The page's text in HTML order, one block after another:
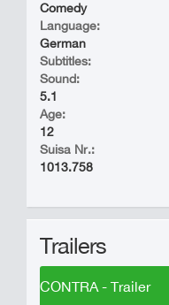
Comedy
Language:
German
Subtitles:
Sound:
5.1
Age:
12
Suisa Nr.:
1013.758
Trailers
CONTRA - Trailer